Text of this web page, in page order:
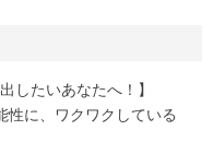
したいあなたへ！】
性に、ワクワクしている